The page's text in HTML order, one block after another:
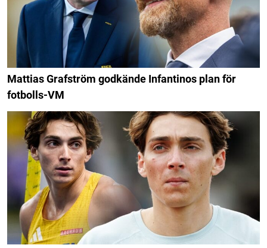
Mattias Grafström godkände Infantinos plan för
fotbolls-VM